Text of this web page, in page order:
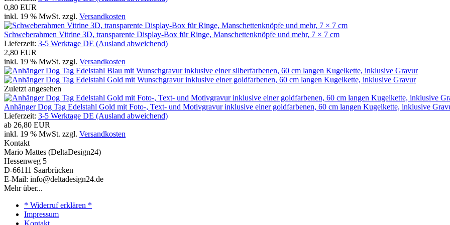
0,80 EUR
inkl. 19 % MwSt. zzgl. Versandkosten
Schweberahmen Vitrine 3D, transparente Display-Box für Ringe, Manschettenknöpfe und mehr, 7 × 7 cm
Lieferzeit: 3-5 Werktage DE (Ausland abweichend)
2,80 EUR
inkl. 19 % MwSt. zzgl. Versandkosten
Zuletzt angesehen
Anhänger Dog Tag Edelstahl Gold mit Foto-, Text- und Motivgravur inklusive einer goldfarbenen, 60 cm langen Kugelkette, inklusive
Lieferzeit: 3-5 Werktage DE (Ausland abweichend)
ab 26,80 EUR
inkl. 19 % MwSt. zzgl. Versandkosten
Kontakt
Mario Mattes (DeltaDesign24)
Hessenweg 5
D-66111 Saarbrücken
E-Mail: info@deltadesign24.de
Mehr über...
* Widerruf erklären *
Impressum
Kontakt